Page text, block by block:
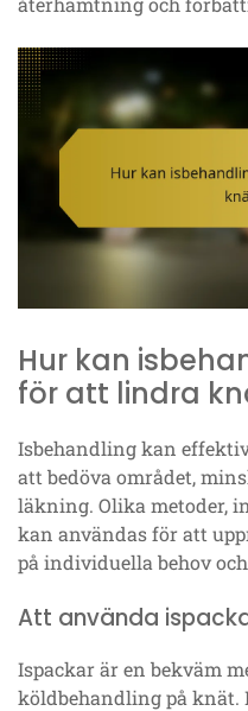
Hur kan
för att lindra
Isbehandling kan
att bedöva området,
läkning. Olika metoder,
kan användas för att
på individuella behov
Att använda
Ispackar är en bekväm
köldbehandling på knät.